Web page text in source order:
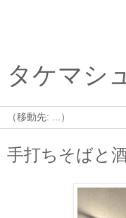
タケマシ
手打ちそばと